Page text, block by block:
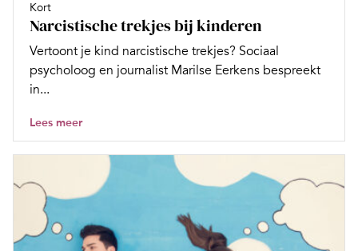
Kort
Narcistische trekjes bij kinderen
Vertoont je kind narcistische trekjes? Sociaal
psycholoog en journalist Marilse Eerkens bespreekt
in...
Lees meer